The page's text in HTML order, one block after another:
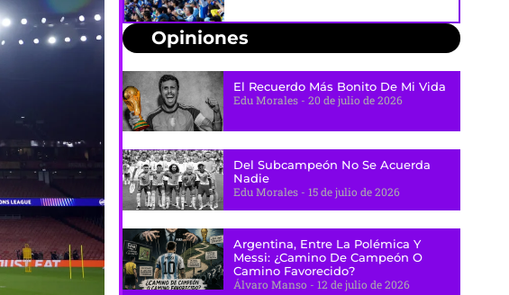
Opiniones
El Recuerdo Más Bonito De Mi Vida
Edu Morales
20 de julio de 2026
Del Subcampeón No Se Acuerda
Nadie
Edu Morales
15 de julio de 2026
Argentina, Entre La Polémica Y
Messi: ¿camino De Campeón O
Camino Favorecido?
Álvaro Manso
12 de julio de 2026